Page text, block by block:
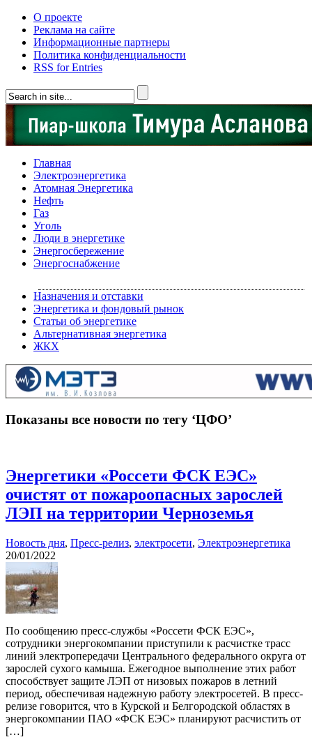
О проекте
Реклама на сайте
Информационные партнеры
Политика конфиденциальности
RSS for Entries
Главная
Электроэнергетика
Атомная Энергетика
Нефть
Газ
Уголь
Люди в энергетике
Энергосбережение
Энергоснабжение
Назначения и отставки
Энергетика и фондовый рынок
Статьи об энергетике
Альтернативная энергетика
ЖКХ
Показаны все новости по тегу ‘ЦФО’
Энергетики «Россети ФСК ЕЭС»
очистят от пожароопасных зарослей
ЛЭП на территории Черноземья
Новость дня, Пресс-релиз, электросети, Электроэнергетика
20/01/2022
По сообщению пресс-службы «Россети ФСК ЕЭС»,
сотрудники энергокомпании приступили к расчистке трасс
линий электропередачи Центрального федерального округа от
зарослей сухого камыша. Ежегодное выполнение этих работ
способствует защите ЛЭП от низовых пожаров в летний
период, обеспечивая надежную работу электросетей. В пресс-
релизе говорится, что в Курской и Белгородской областях в
энергокомпании ПАО «ФСК ЕЭС» планируют расчистить от
[…]